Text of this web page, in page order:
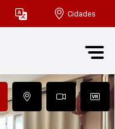
Cidades